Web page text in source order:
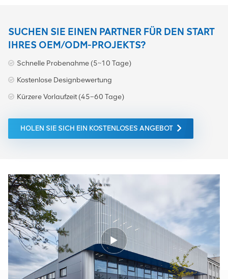
SUCHEN SIE EINEN PARTNER FÜR DEN START
IHRES OEM/ODM-PROJEKTS?
Schnelle Probenahme (5~10 Tage)
Kostenlose Designbewertung
Kürzere Vorlaufzeit (45–60 Tage)
HOLEN SIE SICH EIN KOSTENLOSES ANGEBOT